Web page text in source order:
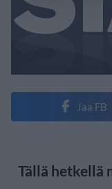
Jaa FB
Tällä hetkellä